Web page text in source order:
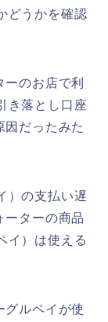
どうかを確認
のお店で利
き落とし口座
因だったみた
）の支払い遅
ーターの商品
イ）は使える
グルペイが使